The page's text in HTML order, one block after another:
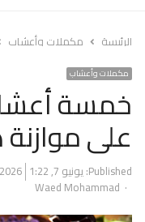
الرئيسة مكملات وأعشاب
مكملات وأعشاب
خمسة
على
Published: يونيو 7, 2026 1:22 م
Author
Waed Mohammad